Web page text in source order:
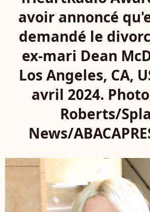
avoir annoncé
demandé le
ex-mari Dean
Los Angeles, CA,
avril 2024.
Roberts/
News/